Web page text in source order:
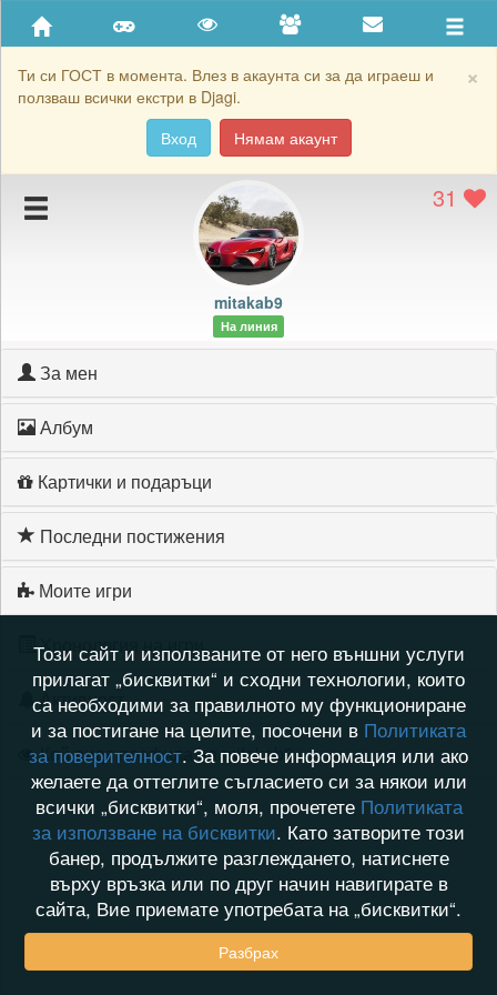
×
Ти си ГОСТ в момента. Влез в акаунта си за да играеш и
ползваш всички екстри в Djagi.
Вход
Нямам акаунт
Приятели
Хронология на игри
Подаръците на mitakab9
Картичките на mitakab9
31
mitakab9
На линия
За мен
Албум
Картички и подаръци
Последни постижения
Моите игри
Хронология на игри
Активност
Кой видя профила на mitakab9
Този сайт и използваните от него външни услуги
прилагат „бисквитки“ и сходни технологии, които
са необходими за правилното му функциониране
и за постигане на целите, посочени в Политиката
за поверителност. За повече информация или ако
желаете да оттеглите съгласието си за някои или
всички „бисквитки“, моля, прочетете Политиката
за използване на бисквитки. Като затворите този
банер, продължите разглеждането, натиснете
върху връзка или по друг начин навигирате в
сайта, Вие приемате употребата на „бисквитки“.
Разбрах